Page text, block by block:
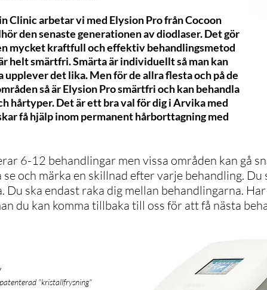
Clinic arbetar vi med Elysion Pro från Cocoon
den senaste generationen av diodlaser. Det gör
mycket kraftfull och effektiv behandlingsmetod
helt smärtfri. Smärta är individuellt så man kan
upplever det lika. Men för de allra flesta och på de
så är Elysion Pro smärtfri och kan behandla
hårtyper. Det är ett bra val för dig i Arvika med
få hjälp inom permanent hårborttagning med
6-12 behandlingar men vissa områden kan gå
och märka en skillnad efter varje behandling.
Du ska endast raka dig mellan behandlingarna.
du kan komma tillbaka till oss för att få nästa
"kristallfrysning"